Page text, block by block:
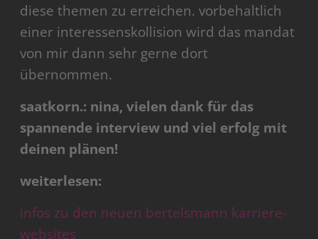
diese themen zu erreichen. vorbehaltlich
einer interessenskollision wird das mandat
von mir dann sehr gerne dort
übernommen.
saatkorn.: nina, vielen dank für das
spannende interview und viel erfolg mit
deinen plänen!
weiterlesen:
infos zu den neuen bertelsmann karriere-
websites